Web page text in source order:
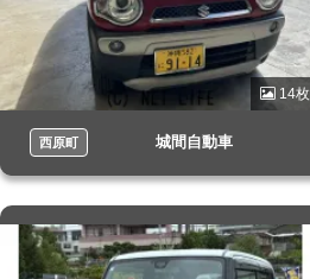
14枚
西原町 城間自動車